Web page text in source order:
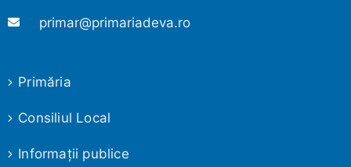
primar@primariadeva.ro
Primăria
Consiliul Local
Informaţii publice